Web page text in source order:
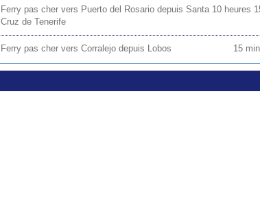
Ferry pas cher vers Puerto del Rosario depuis Santa
Cruz de Tenerife
10 heures
Ferry pas cher vers Corralejo depuis Lobos 15